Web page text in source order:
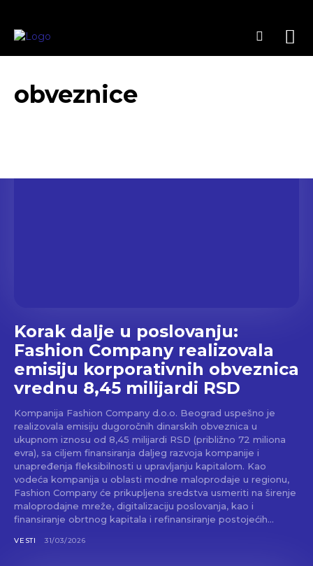
obveznice
Korak dalje u poslovanju:
Fashion Company realizovala
emisiju korporativnih obveznica
vrednu 8,45 milijardi RSD
Kompanija Fashion Company d.o.o. Beograd uspešno je
realizovala emisiju dugoročnih dinarskih obveznica u
ukupnom iznosu od 8,45 milijardi RSD (približno 72 miliona
evra), sa ciljem finansiranja daljeg razvoja kompanije i
unapređenja fleksibilnosti u upravljanju kapitalom. Kao
vodeća kompanija u oblasti modne maloprodaje u regionu,
Fashion Company će prikupljena sredstva usmeriti na širenje
maloprodajne mreže, digitalizaciju poslovanja, kao i
finansiranje obrtnog kapitala i refinansiranje postojećih...
VESTI 31/03/2026